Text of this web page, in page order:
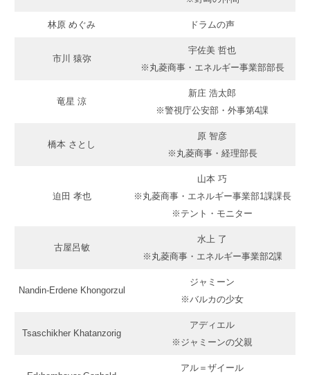
林原 めぐみ ドラムの声
市川 猿弥
宇佐美 哲也
※丸菱商事・エネルギー事業部部長
竜星 涼
新庄 浩太郎
※警視庁公安部・外事第4課
橋本 さとし
原 智彦
※丸菱商事・経理部長
迫田 孝也
山本 巧
※丸菱商事・エネルギー事業部1課課長
※テント・モニター
古屋呂敏
水上 了
※丸菱商事・エネルギー事業部2課
Nandin-Erdene Khongorzul
ジャミーン
※バルカの少女
Tsaschikher Khatanzorig
アディエル
※ジャミーンの父親
アル＝ザイール